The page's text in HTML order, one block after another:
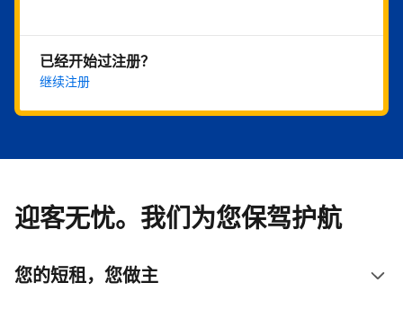
已经开始过注册？
继续注册
迎客无忧。我们为您保驾护航
您的短租，您做主